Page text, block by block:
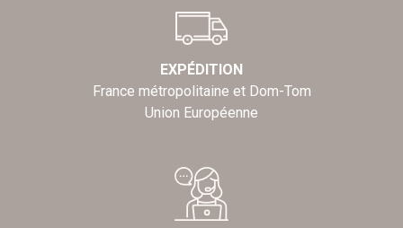
EXPÉDITION
France métropolitaine et Dom-Tom
Union Européenne